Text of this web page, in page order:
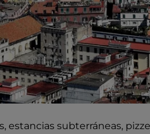
estancias subterráneas,